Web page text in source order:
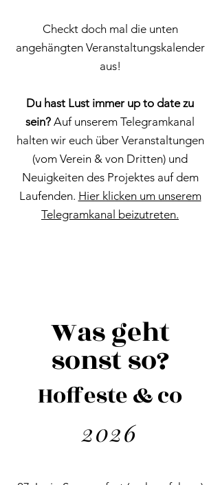
Checkt doch mal die unten
angehängten Veranstaltungskalender
aus!
Du hast Lust immer up to date zu
sein? Auf unserem Telegramkanal
halten wir euch über Veranstaltungen
(vom Verein & von Dritten) und
Neuigkeiten des Projektes auf dem
Laufenden. Hier klicken um unserem
Telegramkanal beizutreten.
Was geht
sonst so?
Hoffeste & co
2026